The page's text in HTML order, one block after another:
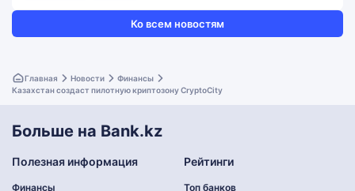
Ко всем новостям
Главная Новости
Финансы
Казахстан создаст пилотную криптозону CryptoCity
Больше на Bank.kz
Полезная информация
Финансы
Рейтинги
Топ банков